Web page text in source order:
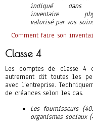
indiqué dans
inventaire
valorisé par vos
Comment faire son
Classe 4
Les comptes de classe 4
autrement dit toutes les
avec l’entreprise.
de créances selon les cas.
Les fournisseurs
organismes sociaux